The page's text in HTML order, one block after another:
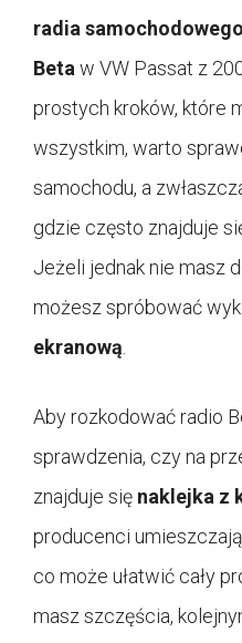
radia samochodowego
Betaw VW Passat z
prostych kroków, które
wszystkim, warto
samochodu, a
gdzie często znajduje
Jeżeli jednak nie masz
możesz spróbować
ekranową.
Aby rozkodować radio
sprawdzenia, czy na
znajduje się naklejka z
producenci
co może ułatwić cały
masz szczęścia,